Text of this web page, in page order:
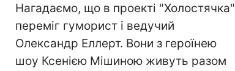
Нагадаємо, що в проекті "Холостячка"
переміг гуморист і ведучий
Олександр Еллерт. Вони з героїнею
шоу Ксенією Мішиною живуть разом